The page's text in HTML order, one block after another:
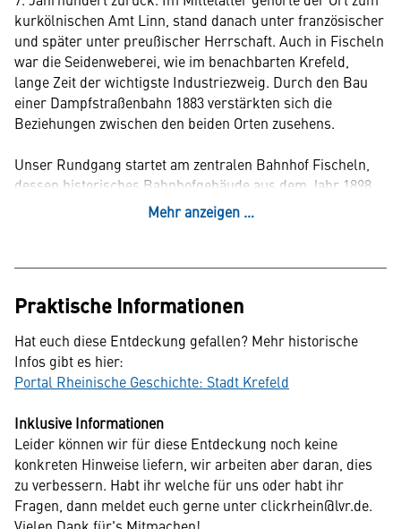
kurkölnischen Amt Linn, stand danach unter französischer
und später unter preußischer Herrschaft. Auch in Fischeln
war die Seidenweberei, wie im benachbarten Krefeld,
lange Zeit der wichtigste Industriezweig. Durch den Bau
einer Dampfstraßenbahn 1883 verstärkten sich die
Beziehungen zwischen den beiden Orten zusehens.
Unser Rundgang startet am zentralen Bahnhof Fischeln,
dessen historisches Bahnhofgebäude aus dem Jahr 1898
stammt. Durch die hübschen Straßen Raderfeld und Hees
und mitten hinein ins Herzen von Fischeln. Neben dem
ehemalige Geschäftshäuser des Ortes entdecken.
Chronologie Fischelns
2. Jhd. - Im Raum Fischeln sind zwei römische Villen
8. Jhd. - Vermutlich besteht eine erste Kapelle an Stelle
der heutigen Clemenskirche
Kirche
Mehr anzeigen …
Praktische Informationen
Hat euch diese Entdeckung gefallen? Mehr historische
Infos gibt es hier:
Portal Rheinische Geschichte: Stadt Krefeld
Inklusive Informationen
Leider können wir für diese Entdeckung noch keine
konkreten Hinweise liefern, wir arbeiten aber daran, dies
zu verbessern. Habt ihr welche für uns oder habt ihr
Fragen, dann meldet euch gerne unter clickrhein@lvr.de.